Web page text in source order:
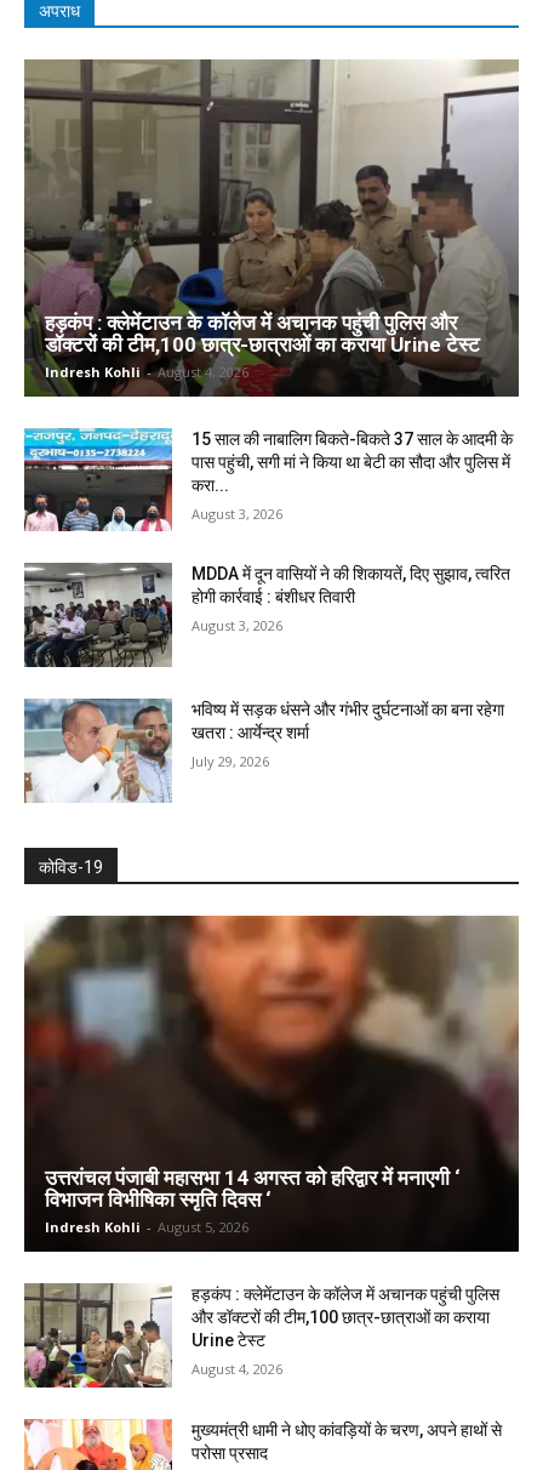
अपराध
हड़कंप : क्लेमेंटाउन के कॉलेज में अचानक पहुंची पुलिस और
डॉक्टरों की टीम,100 छात्र-छात्राओं का कराया Urine टेस्ट
Indresh Kohli - August 4, 2026
15 साल की नाबालिग बिकते-बिकते 37 साल के आदमी के
पास पहुंची, सगी मां ने किया था बेटी का सौदा और पुलिस में
करा...
August 3, 2026
MDDA में दून वासियों ने की शिकायतें, दिए सुझाव, त्वरित
होगी कार्रवाई : बंशीधर तिवारी
August 3, 2026
भविष्य में सड़क धंसने और गंभीर दुर्घटनाओं का बना रहेगा
खतरा : आर्येन्द्र शर्मा
July 29, 2026
कोविड-19
उत्तरांचल पंजाबी महासभा 14 अगस्त को हरिद्वार में मनाएगी ‘
विभाजन विभीषिका स्मृति दिवस ‘
Indresh Kohli - August 5, 2026
हड़कंप : क्लेमेंटाउन के कॉलेज में अचानक पहुंची पुलिस
और डॉक्टरों की टीम,100 छात्र-छात्राओं का कराया
Urine टेस्ट
August 4, 2026
मुख्यमंत्री धामी ने धोए कांवड़ियों के चरण, अपने हाथों से
परोसा प्रसाद